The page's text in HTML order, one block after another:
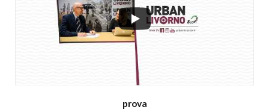
prova